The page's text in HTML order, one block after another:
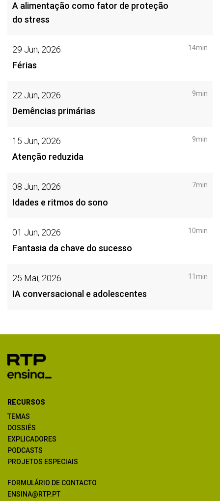
A alimentação como fator de proteção
do stress
29 Jun, 2026
Férias
14min
22 Jun, 2026
Demências primárias
9min
15 Jun, 2026
Atenção reduzida
9min
08 Jun, 2026
Idades e ritmos do sono
7min
01 Jun, 2026
Fantasia da chave do sucesso
10min
25 Mai, 2026
IA conversacional e adolescentes
11min
RECURSOS
TEMAS
DOSSIÊS
EXPLICADORES
PODCASTS
PROJETOS ESPECIAIS
FORMULÁRIO DE CONTACTO
ENSINA@RTP.PT